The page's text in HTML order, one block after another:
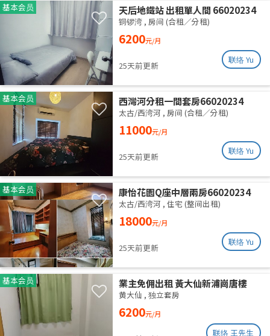
基本会员 天后地鐵站 出租單人間 66020234
铜锣湾 , 房间 (合租／分租)
6200元/月
25天前更新
联络 Yu
基本会员 西灣河分租一間套房66020234
太古/西湾河 , 房间 (合租／分租)
11000元/月
25天前更新
联络 Yu
基本会员 康怡花園Q座中層兩房66020234
太古/西湾河 , 住宅 (整间出租)
18000元/月
25天前更新
联络 Yu
基本会员
業主免佣出租 黃大仙新浦崗唐樓
（近啟德）
黄大仙 , 独立套房
6200元/月
联络 王先生